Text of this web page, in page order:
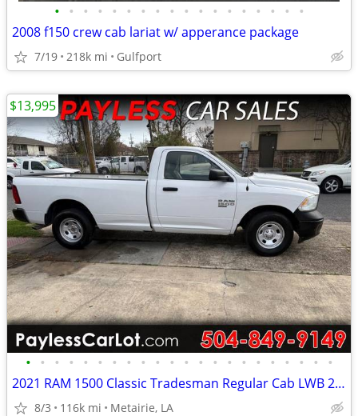
• • • • • • • • • • • • • • • • • •
2008 f150 crew cab lariat w/ apperance package
7/19 218k mi Gulfport
• • • • • • • • • • • • • • • • • • • • • •
2021 RAM 1500 Classic Tradesman Regular Cab LWB 2WD
8/3 116k mi Metairie, LA
$13,995